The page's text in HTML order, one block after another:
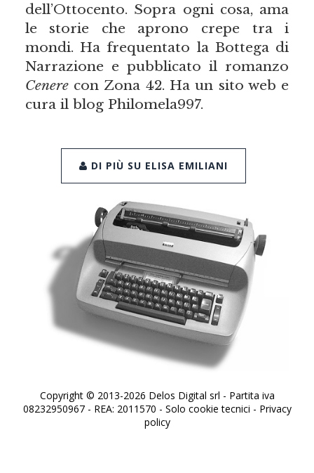
dell’Ottocento. Sopra ogni cosa, ama
le storie che aprono crepe tra i
mondi. Ha frequentato la Bottega di
Narrazione e pubblicato il romanzo
Cenerecon Zona 42. Ha un sito web e
cura il blog Philomela997.
DI PIÙ SU ELISA EMILIANI
Copyright © 2013-2026 Delos Digital srl - Partita iva
08232950967 - REA: 2011570 - Solo cookie tecnici - Privacy
policy